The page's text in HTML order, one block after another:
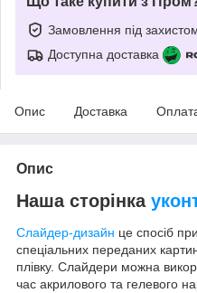
Замовлення під
Доступна доставка
Опис Доставка
Опис
Наша сторінка
Слайдер-дизайн це спосіб
спеціальних переданих
плівку. Слайдери можна
час акрилового та гелевого